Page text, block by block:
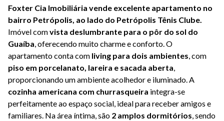
Foxter Cia Imobiliária vende excelente apartamento no
bairro Petrópolis, ao lado do Petrópolis Tênis Clube.
Imóvel comvista deslumbrante para o pôr do sol do
Guaíba, oferecendo muito charme e conforto. O
apartamento conta com living para dois ambientes, com
piso em porcelanato, lareira e sacada aberta,
proporcionando um ambiente acolhedor e iluminado. A
cozinha americana com churrasqueira integra-se
perfeitamente ao espaço social, ideal para receber amigos e
familiares. Na área íntima, são 2 amplos dormitórios, sendo